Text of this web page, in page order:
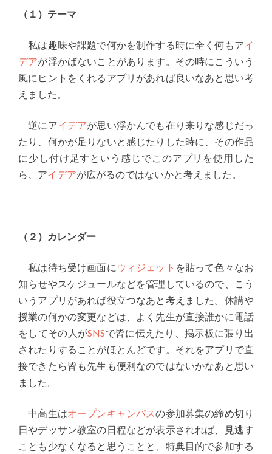
（１）テーマ
私は趣味や課題で何かを制作する時に全く何もアイ
デアが浮かばないことがあります。その時にこういう
風にヒントをくれるアプリがあれば良いなあと思い考
えました。
逆にアイデアが思い浮かんでも在り来りな感じだっ
たり、何かが足りないと感じたりした時に、その作品
に少し付け足すという感じでこのアプリを使用した
ら、アイデアが広がるのではないかと考えました。
（２）カレンダー
私は待ち受け画面に ウィジェット を貼って色々なお
知らせやスケジュールなどを管理しているので、こう
いうアプリがあれば役立つなあと考えました。休講や
授業の何かの変更などは、よく先生が直接誰かに電話
をしてその人がSNSで皆に伝えたり、掲示板に張り出
されたりすることがほとんどです。それをアプリで直
接できたら皆も先生も便利なのではないかなあと思い
ました。
中高生はオープンキャンパスの参加募集の締め切り
日やデッサン教室の日程などが表示されれば、見逃す
ことも少なくなると思うことと、特典目的で参加する